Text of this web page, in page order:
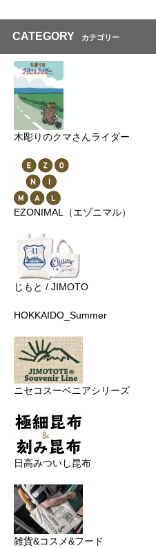
CATEGORY カテゴリー
木彫りのクマさんライダー
EZONIMAL（エゾニマル）
じもと / JIMOTO
HOKKAIDO_Summer
ニセコスーベニアシリーズ
日高みついし昆布
雑貨&コスメ&フード